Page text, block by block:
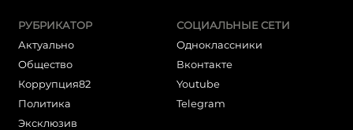
РУБРИКАТОР
Актуально
Общество
Коррупция82
Политика
Эксклюзив
СОЦИАЛЬНЫЕ СЕТИ
Одноклассники
Вконтакте
Youtube
Telegram